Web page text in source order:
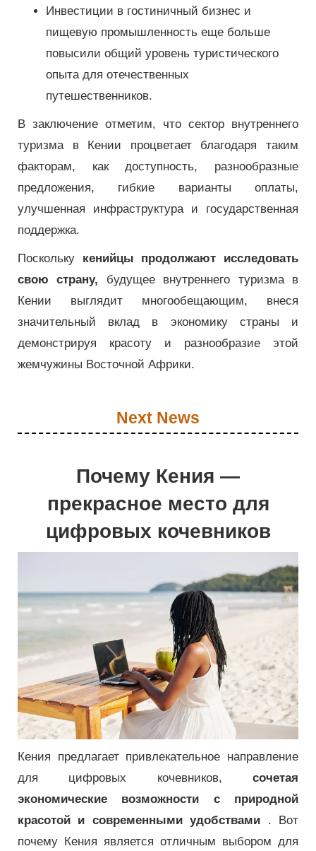
Инвестиции в гостиничный бизнес и
пищевую промышленность еще больше
повысили общий уровень туристического
опыта для отечественных
путешественников.
В заключение отметим, что сектор внутреннего
туризма в Кении процветает благодаря таким
факторам, как доступность, разнообразные
предложения, гибкие варианты оплаты,
улучшенная инфраструктура и государственная
поддержка.
Поскольку кенийцы продолжают исследовать
свою страну, будущее внутреннего туризма в
Кении выглядит многообещающим, внеся
значительный вклад в экономику страны и
демонстрируя красоту и разнообразие этой
жемчужины Восточной Африки.
Next News
Почему Кения —
прекрасное место для
цифровых кочевников
Кения предлагает привлекательное направление
для цифровых кочевников, сочетая
экономические возможности с природной
красотой и современными удобствами . Вот
почему Кения является отличным выбором для